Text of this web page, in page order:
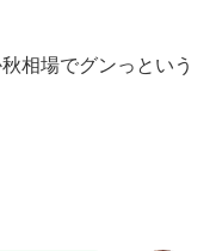
相場でグンっという